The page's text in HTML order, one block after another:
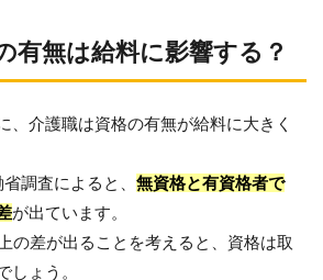
有無は給料に影響する？
、介護職は資格の有無が給料に大きく
調査によると、 無資格と有資格者で
が出ています。
の差が出ることを考えると、資格は取
しょう。